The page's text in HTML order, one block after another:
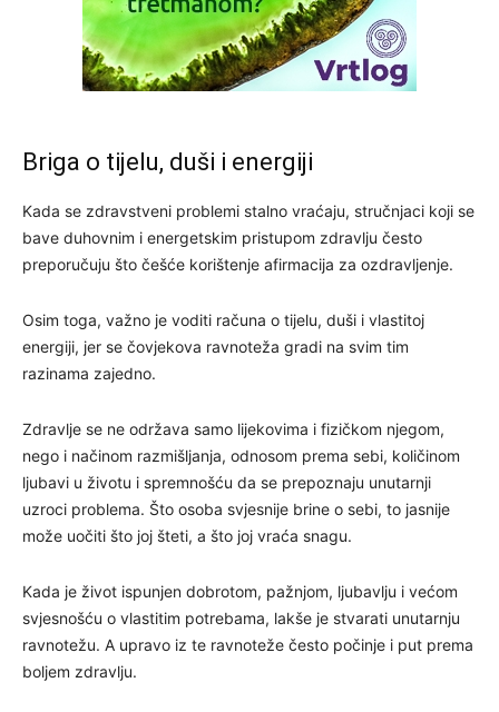
Briga o tijelu, duši i energiji
Kada se zdravstveni problemi stalno vraćaju, stručnjaci koji se
bave duhovnim i energetskim pristupom zdravlju često
preporučuju što češće korištenje afirmacija za ozdravljenje.
Osim toga, važno je voditi računa o tijelu, duši i vlastitoj
energiji, jer se čovjekova ravnoteža gradi na svim tim
razinama zajedno.
Zdravlje se ne održava samo lijekovima i fizičkom njegom,
nego i načinom razmišljanja, odnosom prema sebi, količinom
ljubavi u životu i spremnošću da se prepoznaju unutarnji
uzroci problema. Što osoba svjesnije brine o sebi, to jasnije
može uočiti što joj šteti, a što joj vraća snagu.
Kada je život ispunjen dobrotom, pažnjom, ljubavlju i većom
svjesnošću o vlastitim potrebama, lakše je stvarati unutarnju
ravnotežu. A upravo iz te ravnoteže često počinje i put prema
boljem zdravlju.